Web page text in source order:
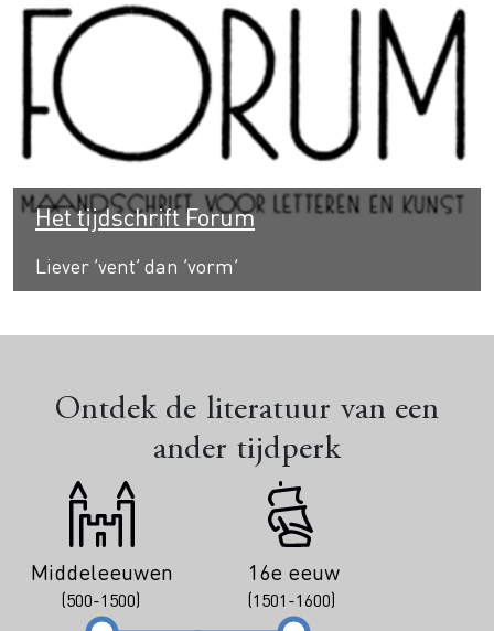
Het tijdschrift Forum
Liever ‘vent’ dan ‘vorm’
Ontdek de literatuur van een
ander tijdperk
Middeleeuwen
(500-1500)
16e eeuw
(1501-1600)